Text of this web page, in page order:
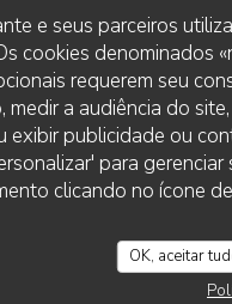
e seus parceiros
cookies denominados
requerem seu
medir a audiência do
exibir publicidade ou
para
clicando no ícone
OK, aceitar
was wonderful and the